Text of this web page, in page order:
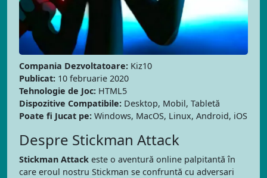
Compania Dezvoltatoare: Kiz10
Publicat: 10 februarie 2020
Tehnologie de Joc: HTML5
Dispozitive Compatibile: Desktop, Mobil, Tabletă
Poate fi Jucat pe: Windows, MacOS, Linux, Android, iOS
Despre Stickman Attack
Stickman Attack este o aventură online palpitantă în
care eroul nostru Stickman se confruntă cu adversari